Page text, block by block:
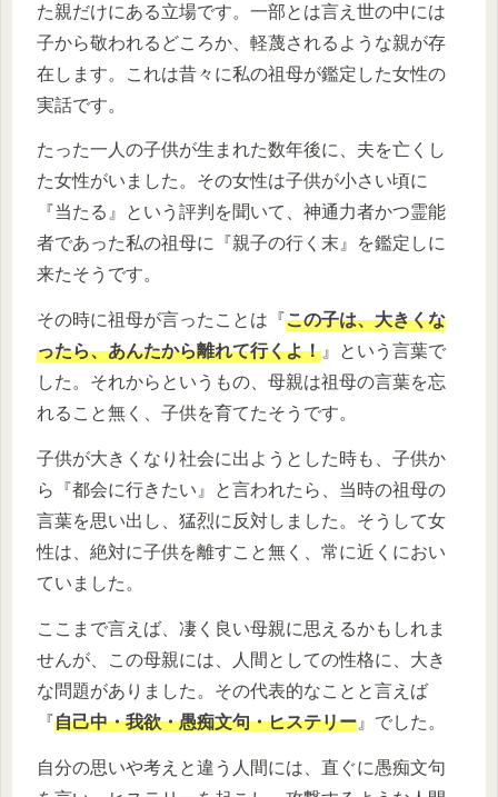
た親だけにある立場です。一部とは言え世の中には
子から敬われるどころか、軽蔑されるような親が存
在します。これは昔々に私の祖母が鑑定した女性の
実話です。
たった一人の子供が生まれた数年後に、夫を亡くし
た女性がいました。その女性は子供が小さい頃に
『当たる』という評判を聞いて、神通力者かつ霊能
者であった私の祖母に『親子の行く末』を鑑定しに
来たそうです。
その時に祖母が言ったことは『この子は、大きくな
ったら、あんたから離れて行くよ！ 』という言葉で
した。それからというもの、母親は祖母の言葉を忘
れること無く、子供を育てたそうです。
子供が大きくなり社会に出ようとした時も、子供か
ら『都会に行きたい』と言われたら、当時の祖母の
言葉を思い出し、猛烈に反対しました。そうして女
性は、絶対に子供を離すこと無く、常に近くにおい
ていました。
ここまで言えば、凄く良い母親に思えるかもしれま
せんが、この母親には、人間としての性格に、大き
な問題がありました。その代表的なことと言えば
『自己中・我欲・愚痴文句・ヒステリー 』でした。
自分の思いや考えと違う人間には、直ぐに愚痴文句